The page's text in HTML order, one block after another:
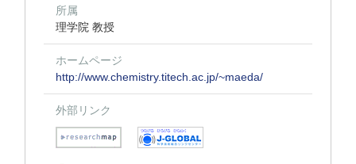
所属
理学院 教授
ホームページ
http://www.chemistry.titech.ac.jp/~maeda/
外部リンク